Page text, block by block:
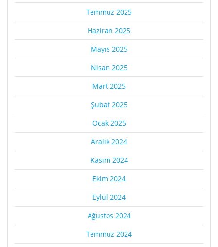
Temmuz 2025
Haziran 2025
Mayıs 2025
Nisan 2025
Mart 2025
Şubat 2025
Ocak 2025
Aralık 2024
Kasım 2024
Ekim 2024
Eylül 2024
Ağustos 2024
Temmuz 2024